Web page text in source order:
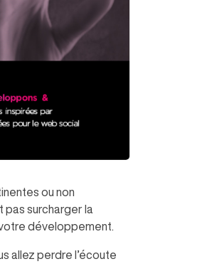
ou non
pas surcharger la
développement.
allez perdre l’écoute